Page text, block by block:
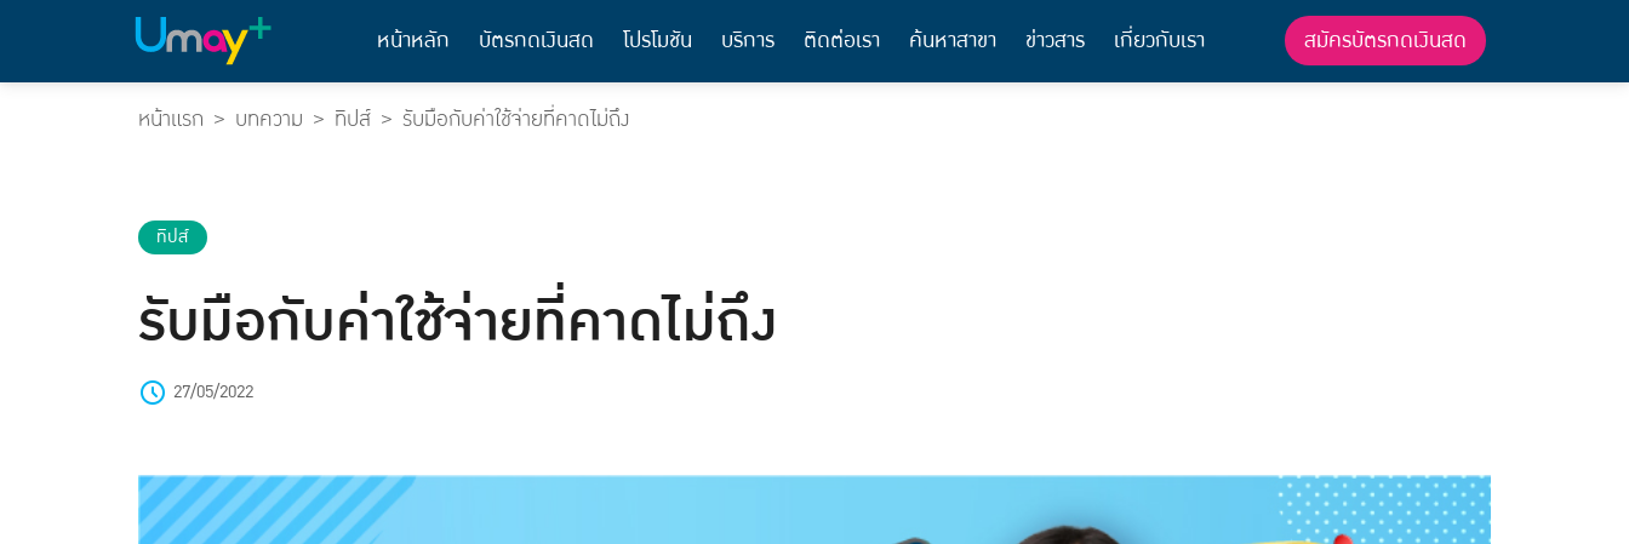
หน้าหลัก บัตรกดเงินสด โปรโมชัน บริการ ติดต่อเรา ค้นหาสาขา ข่าวสาร เกี่ยวกับเรา สมัครบัตรกดเงินสด
หน้าแรก บทความ ทิปส์ รับมือกับค่าใช้จ่ายที่คาดไม่ถึง
ทิปส์
รับมือกับค่าใช้จ่ายที่คาดไม่ถึง
27/05/2022